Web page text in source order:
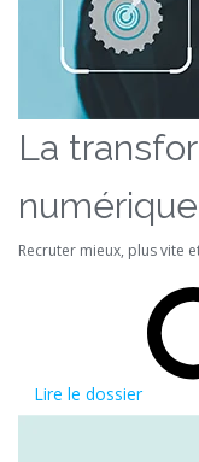
La
numérique
Recruter mieux, plus vite
Lire le dossier